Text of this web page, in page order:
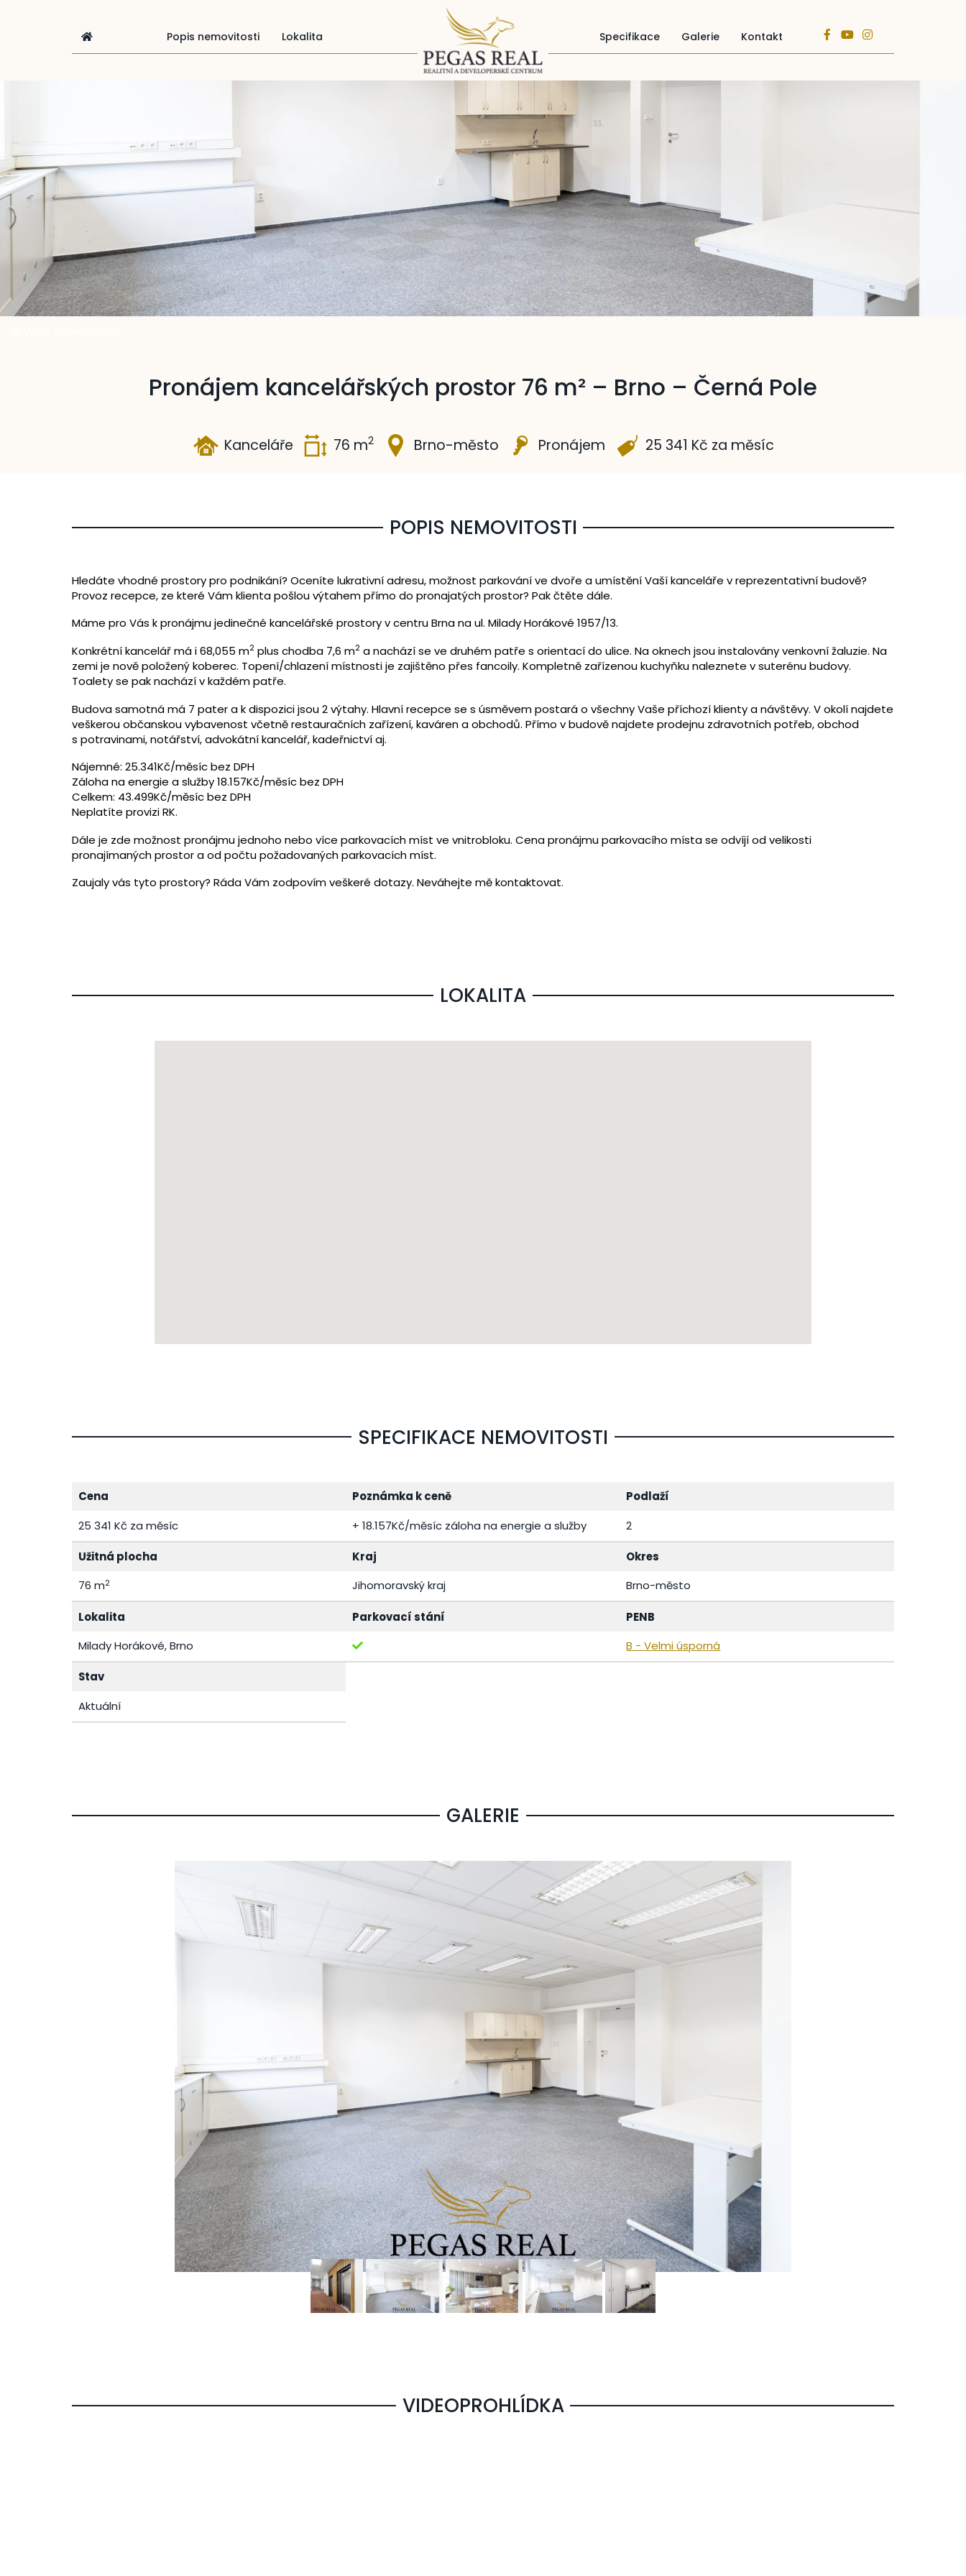
Popis nemovitosti Lokalita Specifikace Galerie Kontakt
Pronájem kancelářských prostor 76 m² – Brno – Černá Pole
Kanceláře 76 m2 Brno-město Pronájem 25 341 Kč za měsíc
POPIS NEMOVITOSTI
Hledáte vhodné prostory pro podnikání? Oceníte lukrativní adresu, možnost parkování ve dvoře a umístění Vaší kanceláře v reprezentativní budově?
Provoz recepce, ze které Vám klienta pošlou výtahem přímo do pronajatých prostor? Pak čtěte dále.
Máme pro Vás k pronájmu jedinečné kancelářské prostory v centru Brna na ul. Milady Horákové 1957/13.
Konkrétní kancelář má i 68,055 m2 plus chodba 7,6 m2 a nachází se ve druhém patře s orientací do ulice. Na oknech jsou instalovány venkovní žaluzie. Na
zemi je nově položený koberec. Topení/chlazení místnosti je zajištěno přes fancoily. Kompletně zařízenou kuchyňku naleznete v suterénu budovy.
Toalety se pak nachází v každém patře.
Budova samotná má 7 pater a k dispozici jsou 2 výtahy. Hlavní recepce se s úsměvem postará o všechny Vaše příchozí klienty a návštěvy. V okolí najdete
veškerou občanskou vybavenost včetně restauračních zařízení, kaváren a obchodů. Přímo v budově najdete prodejnu zdravotních potřeb, obchod
s potravinami, notářství, advokátní kancelář, kadeřnictví aj.
Nájemné: 25.341Kč/měsíc bez DPH
Záloha na energie a služby 18.157Kč/měsíc bez DPH
Celkem: 43.499Kč/měsíc bez DPH
Neplatíte provizi RK.
Dále je zde možnost pronájmu jednoho nebo více parkovacích míst ve vnitrobloku. Cena pronájmu parkovacího místa se odvíjí od velikosti
pronajímaných prostor a od počtu požadovaných parkovacích míst.
Zaujaly vás tyto prostory? Ráda Vám zodpovím veškeré dotazy. Neváhejte mě kontaktovat.
LOKALITA
SPECIFIKACE NEMOVITOSTI
Cena
25 341 Kč za měsíc
Poznámka k ceně
+ 18.157Kč/měsíc záloha na energie a služby
Podlaží
2
Užitná plocha
76 m2
Kraj
Jihomoravský kraj
Okres
Brno-město
Lokalita
Milady Horákové, Brno
Parkovací stání
PENB
B - Velmi úsporná
Stav
Aktuální
GALERIE
VIDEOPROHLÍDKA